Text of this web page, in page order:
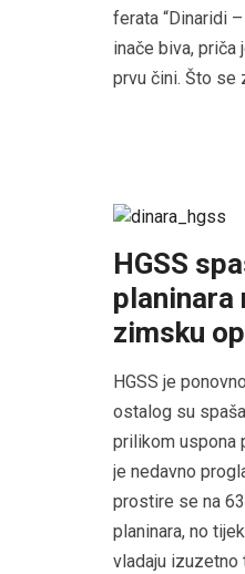
ferata “Dinaridi
inače biva, priča
prvu čini. Što se
HGSS
planinara
zimsku
HGSS je
ostalog su
prilikom uspona
je nedavno
prostire se na
planinara, no
vladaju izuzetno